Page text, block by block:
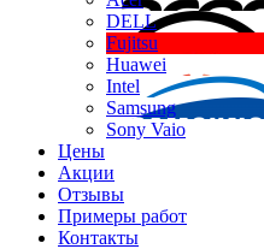
DELL
Fujitsu
Huawei
Intel
Samsung
Sony Vaio
Цены
Акции
Отзывы
Примеры работ
Контакты